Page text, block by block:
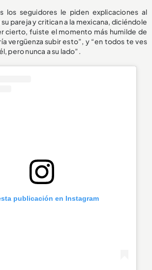
los seguidores le piden explicaciones al
pareja y critican a la mexicana, diciéndole
cierto, fuiste el momento más humilde de
vergüenza subir esto”, y “en todos te ves
pero nunca a su lado”.
publicación en Instagram